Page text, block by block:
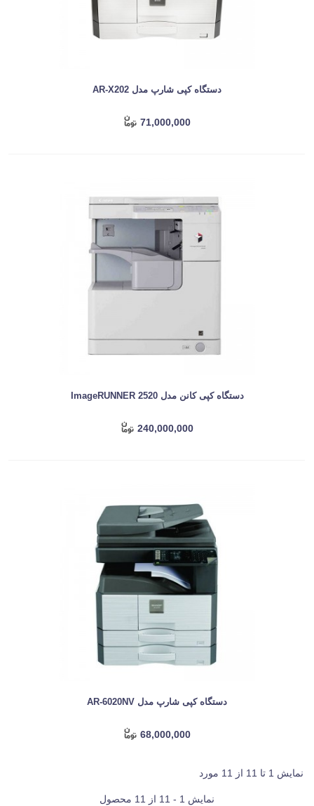
دستگاه کپی شارپ مدل AR-X202
71,000,000
دستگاه کپی کانن مدل ImageRUNNER 2520
240,000,000
دستگاه کپی شارپ مدل AR-6020NV
68,000,000
نمایش 1 تا 11 از 11 مورد
نمایش 1 - 11 از 11 محصول